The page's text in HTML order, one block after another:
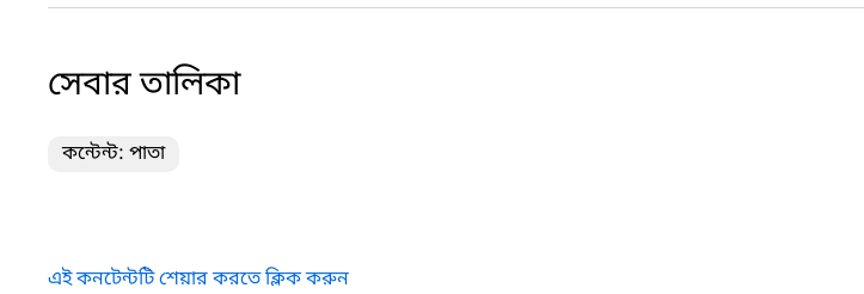
সেবার তালিকা
কন্টেন্ট: পাতা
এই কনটেন্টটি শেয়ার করতে ক্লিক করুন